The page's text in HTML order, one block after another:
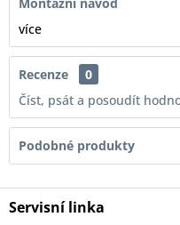
více
Recenze
0
Číst, psát a posoudít
Podobné produkty
Servisní linka